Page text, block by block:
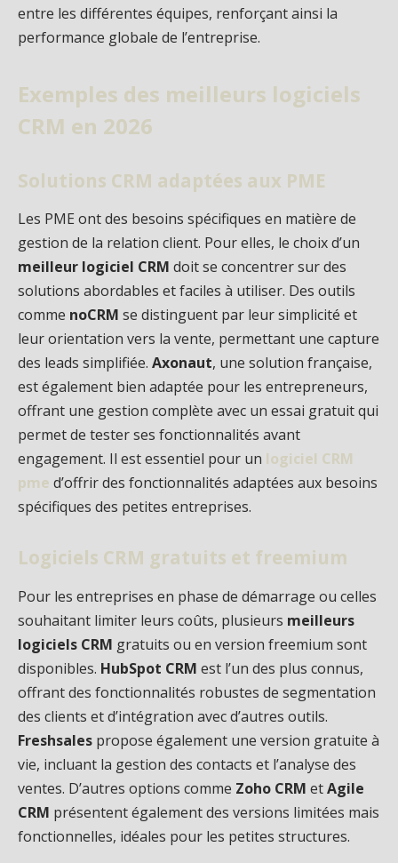
entre les différentes équipes, renforçant ainsi la
performance globale de l’entreprise.
Exemples des meilleurs logiciels
CRM en 2026
Solutions CRM adaptées aux PME
Les PME ont des besoins spécifiques en matière de
gestion de la relation client. Pour elles, le choix d’un
meilleur logiciel CRM doit se concentrer sur des
solutions abordables et faciles à utiliser. Des outils
comme noCRM se distinguent par leur simplicité et
leur orientation vers la vente, permettant une capture
des leads simplifiée. Axonaut, une solution française,
est également bien adaptée pour les entrepreneurs,
offrant une gestion complète avec un essai gratuit qui
permet de tester ses fonctionnalités avant
engagement. Il est essentiel pour un logiciel CRM
pme d’offrir des fonctionnalités adaptées aux besoins
spécifiques des petites entreprises.
Logiciels CRM gratuits et freemium
Pour les entreprises en phase de démarrage ou celles
souhaitant limiter leurs coûts, plusieurs meilleurs
logiciels CRM gratuits ou en version freemium sont
disponibles. HubSpot CRM est l’un des plus connus,
offrant des fonctionnalités robustes de segmentation
des clients et d’intégration avec d’autres outils.
Freshsales propose également une version gratuite à
vie, incluant la gestion des contacts et l’analyse des
ventes. D’autres options comme Zoho CRM etAgile
CRM présentent également des versions limitées mais
fonctionnelles, idéales pour les petites structures.